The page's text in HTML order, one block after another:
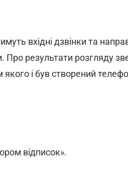
вхідні дзвінки та
Про результати розгляду
і був створений
відписок».